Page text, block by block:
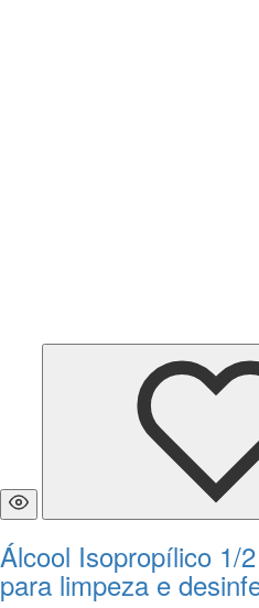
Álcool Isopropílico 1/
para limpeza e